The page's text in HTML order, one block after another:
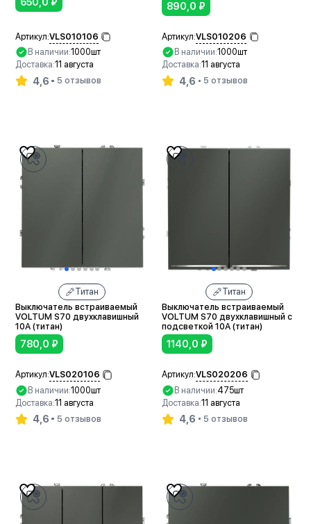
Артикул:VLS010106
В наличии:1000шт
Доставка:11 августа
4,6 5 отзывов
890,0 ₽
Артикул:VLS010206
В наличии:1000шт
Доставка:11 августа
4,6 5 отзывов
Титан
Выключатель встраиваемый
VOLTUM S70 двухклавишный
10А (титан)
780,0 ₽
Артикул:VLS020106
В наличии:1000шт
Доставка:11 августа
4,6 5 отзывов
Титан
Выключатель встраиваемый
VOLTUM S70 двухклавишный с
подсветкой 10А (титан)
1140,0 ₽
Артикул:VLS020206
В наличии:475шт
Доставка:11 августа
4,6 5 отзывов